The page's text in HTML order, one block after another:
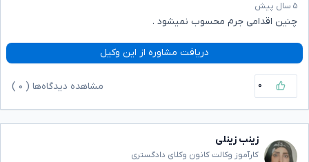
۵ سال پیش
چنین اقدامی جرم محسوب نمیشود .
دریافت مشاوره از این وکیل
۰ مشاهده دیدگاه‌ها ( ۰
زینب زینلی
کارآموز وکالت کانون وکلای دادگستری